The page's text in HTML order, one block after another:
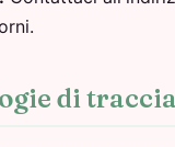
di